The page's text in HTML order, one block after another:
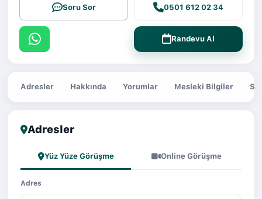
Soru Sor 0501 612 02 34
Randevu Al
Adresler Hakkında Yorumlar Mesleki Bilgiler
Adresler
Yüz Yüze Görüşme Online Görüşme
Adres